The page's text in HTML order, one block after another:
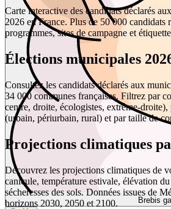
Brebis
Carte interactive des candidats déclarés
2026 en France. Plus de 50 000 candidats
programmes, sites de campagne et
Élections municipales
Consultez les candidats déclarés aux
34 000 communes françaises. Filtrez par
centre, droite, écologistes, extrême-
(urbain, périurbain, rural) et par taille de
Projections climatiques
Découvrez les projections climatiques de
canicule, température estivale, élévation
sécheresses des sols. Données issues de
horizons 2030, 2050 et 2100.